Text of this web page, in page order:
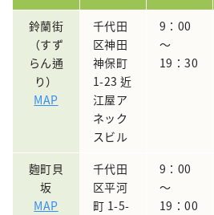
鈴蘭街
（すず
らん通
り）
MAP
千代田
区神田
神保町
1-23 近
江屋ア
ネック
スビル
9：00
～
19：30
麴町貝
坂
MAP
千代田
区平河
町 1-5-
9：00
～
19：00